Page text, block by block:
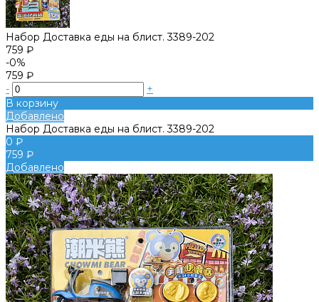
Набор Доставка еды на блист. 3389-202
759 ₽
-0%
759 ₽
-
+
В корзину
Добавлено
Набор Доставка еды на блист. 3389-202
0 ₽
759 ₽
Добавлено